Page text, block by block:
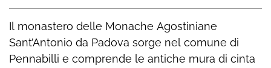
Il monastero delle Monache Agostiniane
Sant’Antonio da Padova sorge nel comune di
Pennabilli e comprende le antiche mura di cinta